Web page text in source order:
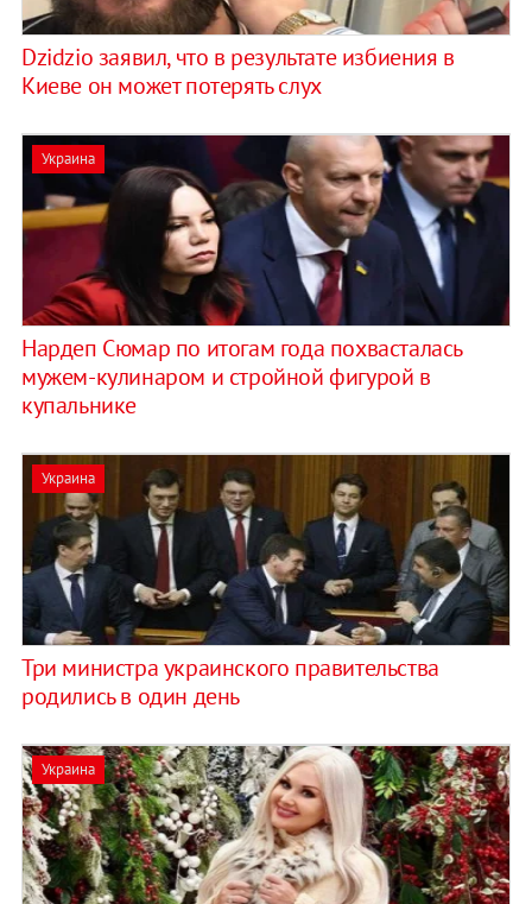
Dzidzio заявил, что в результате избиения в
Киеве он может потерять слух
Украина
Нардеп Сюмар по итогам года похвасталась
мужем-кулинаром и стройной фигурой в
купальнике
Украина
Три министра украинского правительства
родились в один день
Украина